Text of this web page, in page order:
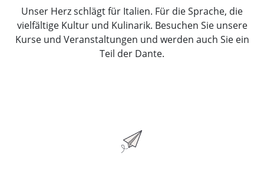
Unser Herz schlägt für Italien. Für die Sprache, die
vielfältige Kultur und Kulinarik. Besuchen Sie unsere
Kurse und Veranstaltungen und werden auch Sie ein
Teil der Dante.